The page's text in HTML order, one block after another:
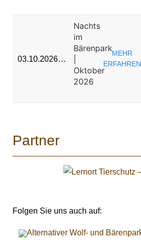
03.10.2026…
Nachts
im
Bärenpark
Oktober
2026
MEHR
ERFAHREN
Partner
Folgen Sie uns auch auf: